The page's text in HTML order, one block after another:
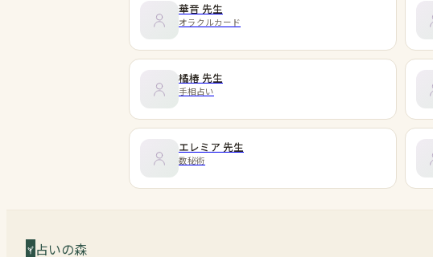
華音 先生
オラクルカード
橘椿 先生
手相占い
エレミア 先生
数秘術
占いの森